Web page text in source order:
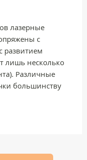
лазерные
с
развитием
лишь несколько
Различные
большинству